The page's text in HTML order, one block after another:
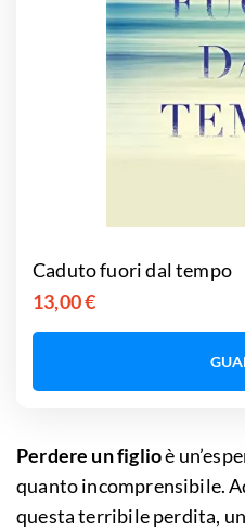
Caduto fuori dal tempo
13,00 €
Perdere un figlioè
quanto incomprensibile.
questa terribile perdita,